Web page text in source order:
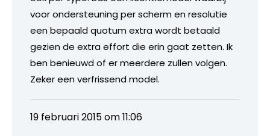
voor ondersteuning per scherm en resolutie
een bepaald quotum extra wordt betaald
gezien de extra effort die erin gaat zetten. Ik
ben benieuwd of er meerdere zullen volgen.
Zeker een verfrissend model.
19 februari 2015 om 11:06